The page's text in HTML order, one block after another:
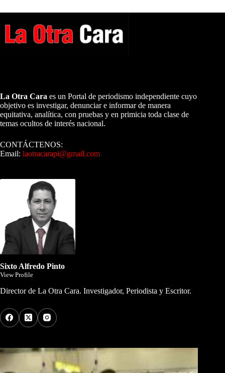
La Otra Cara es un Portal de periodismo independiente cuyo
objetivo es investigar, denunciar e informar de manera
equitativa, analítica, con pruebas y en primicia toda clase de
temas ocultos de interés nacional.
CONTÁCTENOS:
Email: laotracarapi@gmail.com
Sixto Alfredo Pinto
View Profile
Director de La Otra Cara. Investigador, Periodista y Escritor.